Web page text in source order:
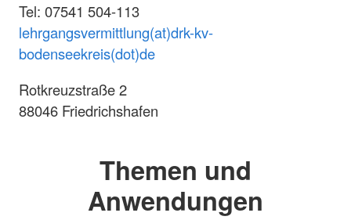
Tel: 07541 504-113
lehrgangsvermittlung(at)drk-kv-
bodenseekreis(dot)de
Rotkreuzstraße 2
88046 Friedrichshafen
Themen und
Anwendungen